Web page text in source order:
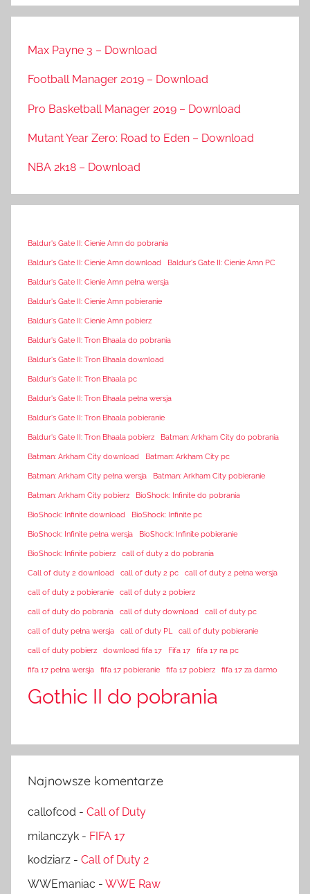
Max Payne 3 – Download
Football Manager 2019 – Download
Pro Basketball Manager 2019 – Download
Mutant Year Zero: Road to Eden – Download
NBA 2k18 – Download
Baldur's Gate II: Cienie Amn do pobrania
Baldur's Gate II: Cienie Amn download Baldur's Gate II: Cienie Amn PC
Baldur's Gate II: Cienie Amn pełna wersja
Baldur's Gate II: Cienie Amn pobieranie
Baldur's Gate II: Cienie Amn pobierz
Baldur's Gate II: Tron Bhaala do pobrania
Baldur's Gate II: Tron Bhaala download
Baldur's Gate II: Tron Bhaala pc
Baldur's Gate II: Tron Bhaala pełna wersja
Baldur's Gate II: Tron Bhaala pobieranie
Baldur's Gate II: Tron Bhaala pobierz Batman: Arkham City do pobrania
Batman: Arkham City download Batman: Arkham City pc
Batman: Arkham City pełna wersja Batman: Arkham City pobieranie
Batman: Arkham City pobierz BioShock: Infinite do pobrania
BioShock: Infinite download BioShock: Infinite pc
BioShock: Infinite pełna wersja BioShock: Infinite pobieranie
BioShock: Infinite pobierz call of duty 2 do pobrania
Call of duty 2 download call of duty 2 pc call of duty 2 pełna wersja
call of duty 2 pobieranie call of duty 2 pobierz
call of duty do pobrania call of duty download call of duty pc
call of duty pełna wersja call of duty PL call of duty pobieranie
call of duty pobierz download fifa 17 Fifa 17 fifa 17 na pc
fifa 17 pełna wersja fifa 17 pobieranie fifa 17 pobierz fifa 17 za darmo
Gothic II do pobrania
Najnowsze komentarze
callofcod - Call of Duty
milanczyk - FIFA 17
kodziarz - Call of Duty 2
WWEmaniac - WWE Raw